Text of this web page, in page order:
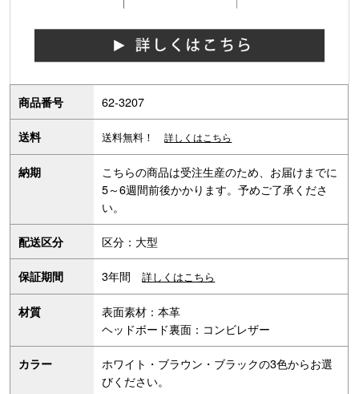
商品番号 62-3207
送料 送料無料！ 詳しくはこちら
納期
こちらの商品は受注生産のため、お届けまでに
5～6週間前後かかります。予めご了承くださ
い。
配送区分 区分：大型
保証期間 3年間詳しくはこちら
材質
表面素材：本革
ヘッドボード裏面：コンビレザー
カラー
ホワイト・ブラウン・ブラックの3色からお選
びください。